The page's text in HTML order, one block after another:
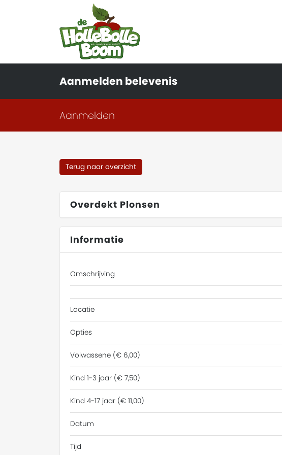
Aanmelden belevenis
Aanmelden
Terug naar overzicht
Overdekt Plonsen
Informatie
Omschrijving
Locatie
Opties
Volwassene (€ 6,00)
Kind 1-3 jaar (€ 7,50)
Kind 4-17 jaar (€ 11,00)
Datum
Tijd